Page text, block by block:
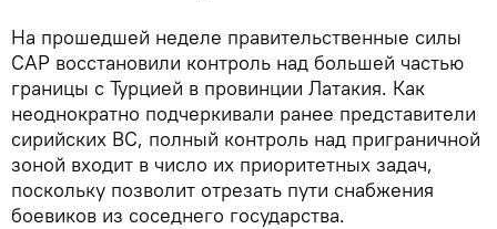
На прошедшей неделе правительственные силы
САР восстановили контроль над большей частью
границы с Турцией в провинции Латакия. Как
неоднократно подчеркивали ранее представители
сирийских ВС, полный контроль над приграничной
зоной входит в число их приоритетных задач,
поскольку позволит отрезать пути снабжения
боевиков из соседнего государства.